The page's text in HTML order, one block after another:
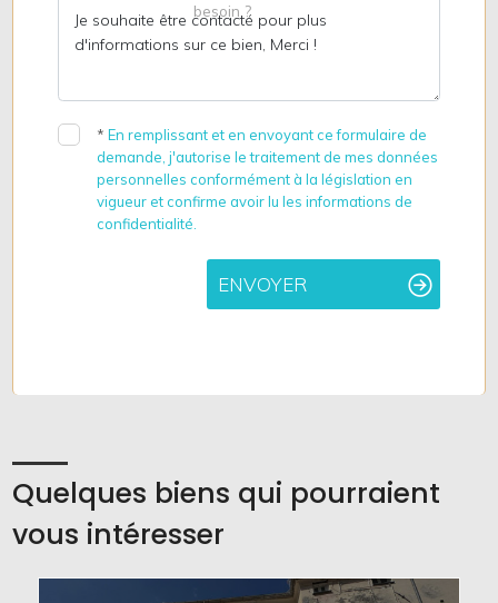
besoin ?
*En remplissant et en envoyant ce formulaire de
demande, j'autorise le traitement de mes données
personnelles conformément à la législation en
vigueur et confirme avoir lu les informations de
confidentialité.
ENVOYER
Quelques biens qui pourraient
vous intéresser